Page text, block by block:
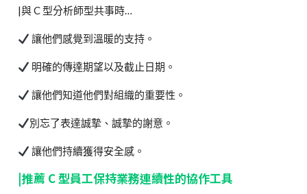
|與 C 型分析師型共事時…
讓他們感覺到溫暖的支持。
明確的傳達期望以及截止日期。
讓他們知道他們對組織的重要性。
別忘了表達誠摯、誠摯的謝意。
讓他們持續獲得安全感。
|推薦 C 型員工保持業務連續性的協作工具